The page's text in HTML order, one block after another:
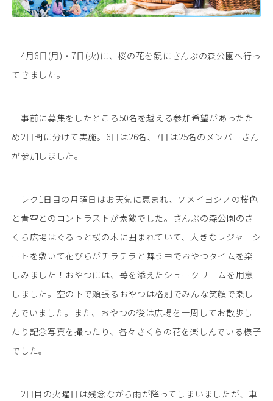
4月6日(月)・7日(火)に、桜の花を観にさんぶの森公園へ行っ
てきました。
事前に募集をしたところ50名を越える参加希望があったた
め2日間に分けて実施。6日は26名、7日は25名のメンバーさん
が参加しました。
レク1日目の月曜日はお天気に恵まれ、ソメイヨシノの桜色
と青空とのコントラストが素敵でした。さんぶの森公園のさ
くら広場はぐるっと桜の木に囲まれていて、大きなレジャーシ
ートを敷いて花びらがチラチラと舞う中でおやつタイムを楽
しみました！おやつには、苺を添えたシュークリームを用意
しました。空の下で頬張るおやつは格別でみんな笑顔で楽し
んでいました。また、おやつの後は広場を一周してお散歩し
たり記念写真を撮ったり、各々さくらの花を楽しんでいる様子
でした。
2日目の火曜日は残念ながら雨が降ってしまいましたが、車